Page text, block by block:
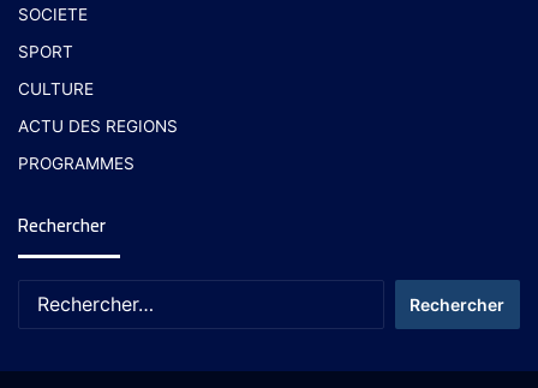
SOCIETE
SPORT
CULTURE
ACTU DES REGIONS
PROGRAMMES
Rechercher